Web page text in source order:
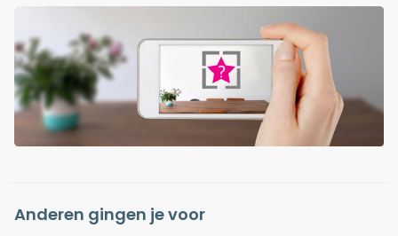
Anderen gingen je voor